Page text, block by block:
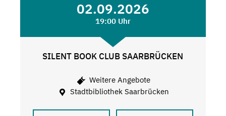
02.09.2026
19:00 Uhr
SILENT BOOK CLUB SAARBRÜCKEN
Weitere Angebote
Stadtbibliothek Saarbrücken